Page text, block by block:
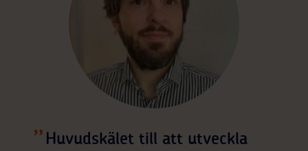
Huvudskälet till att utveckla